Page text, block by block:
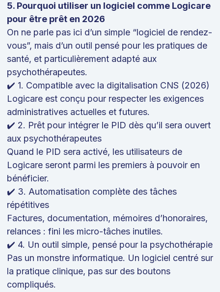
5. Pourquoi utiliser un logiciel comme Logicare
pour être prêt en 2026
On ne parle pas ici d’un simple “logiciel de rendez-
vous”, mais d’un outil pensé pour les pratiques de
santé, et particulièrement adapté aux
psychothérapeutes.
✔️ 1. Compatible avec la digitalisation CNS (2026)
Logicare est conçu pour respecter les exigences
administratives actuelles et futures.
✔️ 2. Prêt pour intégrer le PID dès qu’il sera ouvert
aux psychothérapeutes
Quand le PID sera activé, les utilisateurs de
Logicare seront parmi les premiers à pouvoir en
bénéficier.
✔️ 3. Automatisation complète des tâches
répétitives
Factures, documentation, mémoires d’honoraires,
relances : fini les micro-tâches inutiles.
✔️ 4. Un outil simple, pensé pour la psychothérapie
Pas un monstre informatique. Un logiciel centré sur
la pratique clinique, pas sur des boutons
compliqués.